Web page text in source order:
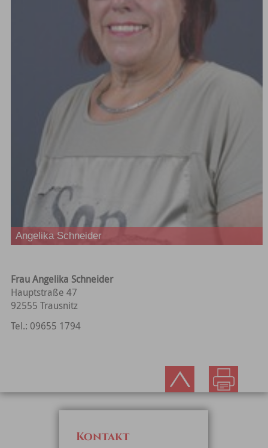
Angelika Schneider
Frau Angelika Schneider
Hauptstraße 47
92555 Trausnitz
Tel.: 09655 1794
Kontakt